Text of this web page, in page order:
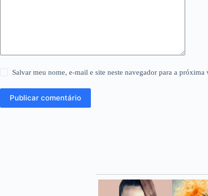
Salvar meu nome, e-mail e site neste navegador para a próxima
Publicar comentário